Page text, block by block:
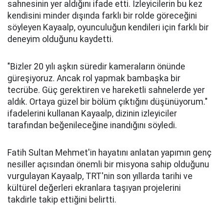
sahnesinin yer aldığını ifade etti. İzleyicilerin bu kez
kendisini minder dışında farklı bir rolde göreceğini
söyleyen Kayaalp, oyunculuğun kendileri için farklı bir
deneyim olduğunu kaydetti.
"Bizler 20 yılı aşkın süredir kameraların önünde
güreşiyoruz. Ancak rol yapmak bambaşka bir
tecrübe. Güç gerektiren ve hareketli sahnelerde yer
aldık. Ortaya güzel bir bölüm çıktığını düşünüyorum."
ifadelerini kullanan Kayaalp, dizinin izleyiciler
tarafından beğenileceğine inandığını söyledi.
Fatih Sultan Mehmet'in hayatını anlatan yapımın genç
nesiller açısından önemli bir misyona sahip olduğunu
vurgulayan Kayaalp, TRT'nin son yıllarda tarihi ve
kültürel değerleri ekranlara taşıyan projelerini
takdirle takip ettiğini belirtti.